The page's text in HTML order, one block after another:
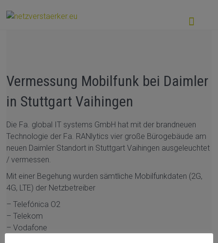
Vermessung Mobilfunk bei Daimler
in Stuttgart Vaihingen
Die Fa. global IT systems GmbH hat mit der brandneuen
Technologie der Fa. RANlytics vier große Bürogebäude am
neuen Daimler Standort in Stuttgart Vaihingen ausgeleuchtet
/ vermessen.
Mit einer Begehung wurden sämtliche Mobilfunkdaten (2G,
4G, LTE) der Netzbetreiber
– Telefónica O2
– Telekom
– Vodafone